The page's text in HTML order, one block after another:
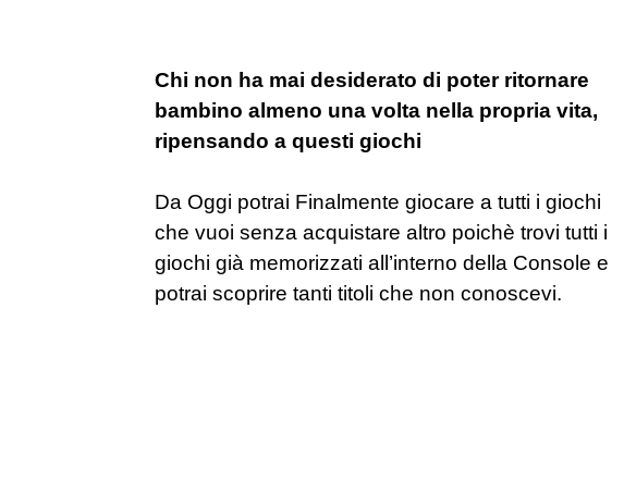
Chi non ha mai desiderato di poter ritornare
bambino almeno una volta nella propria vita,
ripensando a questi giochi
Da Oggi potrai Finalmente giocare a tutti i giochi
che vuoi senza acquistare altro poichè trovi tutti i
giochi già memorizzati all’interno della Console e
potrai scoprire tanti titoli che non conoscevi.